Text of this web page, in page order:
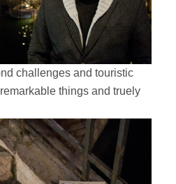
challenges and touristic
things and truely